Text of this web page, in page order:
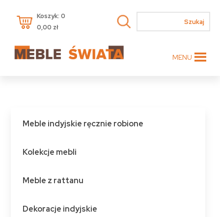
Koszyk: 0
0,00 zł
MENU
Meble indyjskie ręcznie robione
Kolekcje mebli
Meble z rattanu
Dekoracje indyjskie